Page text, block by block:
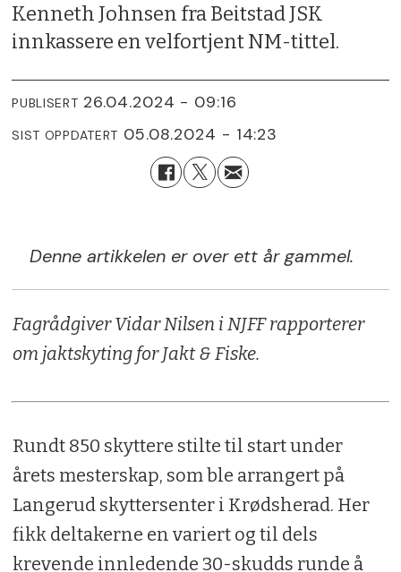
Kenneth Johnsen fra Beitstad JSK
innkassere en velfortjent NM-tittel.
PUBLISERT 26.04.2024 - 09:16
SIST OPPDATERT 05.08.2024 - 14:23
Denne artikkelen er over ett år gammel.
Fagrådgiver Vidar Nilsen i NJFF rapporterer
om jaktskyting for Jakt & Fiske.
Rundt 850 skyttere stilte til start under
årets mesterskap, som ble arrangert på
Langerud skyttersenter i Krødsherad. Her
fikk deltakerne en variert og til dels
krevende innledende 30-skudds runde å